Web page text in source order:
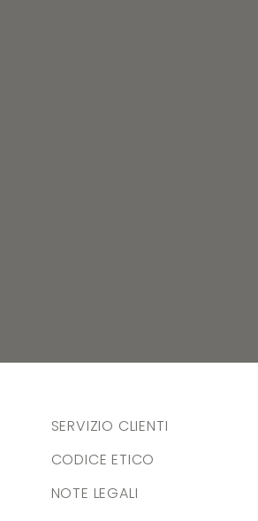
SERVIZIO CLIENTI
CODICE ETICO
NOTE LEGALI